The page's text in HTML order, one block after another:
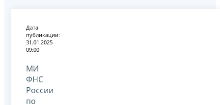
Дата
публикации:
31.01.2025
09:00
МИ
ФНС
России
по